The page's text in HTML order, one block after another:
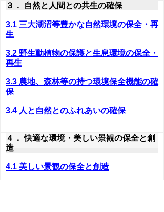
３． 自然と人間との共生の確保
3.1 三大湖沼等豊かな自然環境の保全・再
生
3.2 野生動植物の保護と生息環境の保全・
再生
3.3 農地、森林等の持つ環境保全機能の確
保
3.4 人と自然とのふれあいの確保
４． 快適な環境・美しい景観の保全と創
造
4.1 美しい景観の保全と創造